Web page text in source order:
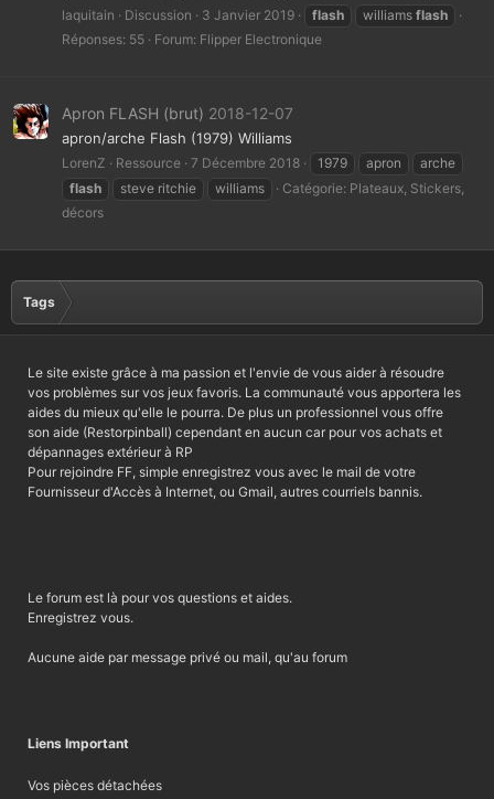
laquitain Discussion 3 Janvier 2019 flash williams flash
Réponses: 55
Forum: Flipper Electronique
Apron FLASH (brut) 2018-12-07
apron/arche Flash (1979) Williams
LorenZ Ressource 7 Décembre 2018 1979 apron
arche
flash
steve ritchie williams Catégorie: Plateaux, Stickers,
décors
Tags
Le site existe grâce à ma passion et l'envie de vous aider à résoudre
vos problèmes sur vos jeux favoris. La communauté vous apportera les
aides du mieux qu'elle le pourra. De plus un professionnel vous offre
son aide (Restorpinball) cependant en aucun car pour vos achats et
dépannages extérieur à RP
Pour rejoindre FF, simple enregistrez vous avec le mail de votre
Fournisseur d'Accès à Internet, ou Gmail, autres courriels bannis.
Le forum est là pour vos questions et aides.
Enregistrez vous.
Aucune aide par message privé ou mail, qu'au forum
Liens Important
Vos pièces détachées